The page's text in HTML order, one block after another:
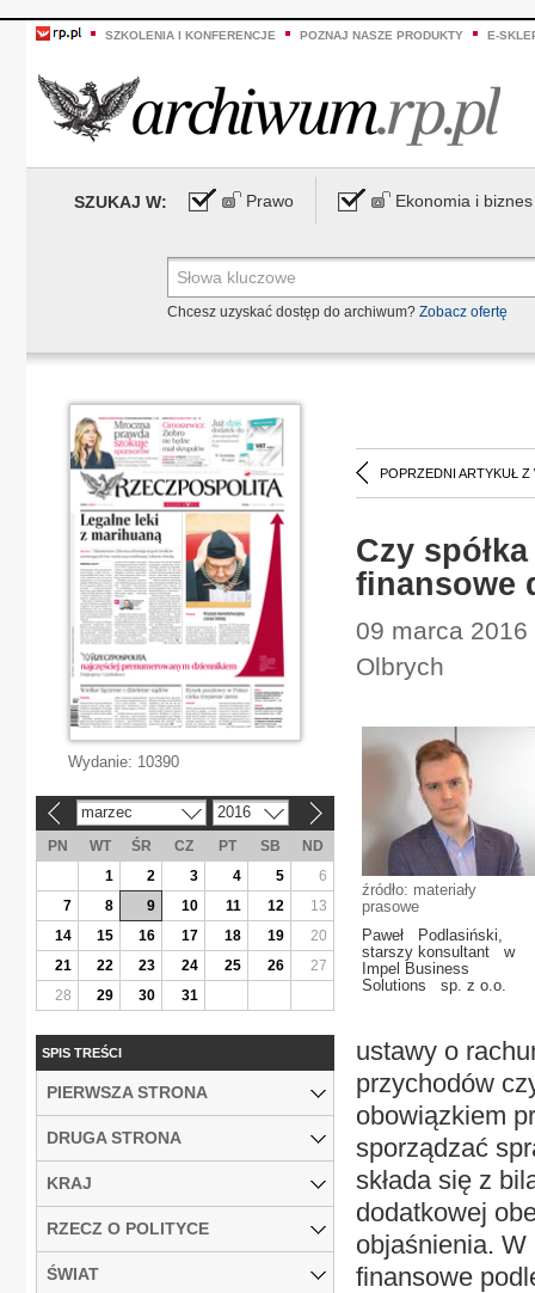
SZKOLENIA I KONFERENCJE POZNAJ NASZE PRODUKTY E-
SZUKAJ W: Prawo Ekonomia i biznes
Chcesz uzyskać dostęp do archiwum? Zobacz ofertę
POPRZEDNI ARTYKUŁ Z
Czy
finansowe
09 marca 2016
Olbrych
źródło: materiały
prasowe
Paweł Podlasiński,
starszy konsultant w
Impel Business
Solutions sp. z o.o.
ustawy o
przychodów
obowiązkiem
sporządzać
składa się z
dodatkowej
objaśnienia.
finansowe
Wydanie: 10390
marzec 2016
PN WT ŚR CZ PT SB
ND
1
2 3 4 5
6
7
8 9 10 11 12
13
14
15 16 17 18 19
20
21
22 23 24 25 26
27
28
29 30 31
SPIS TREŚCI
PIERWSZA STRONA
DRUGA STRONA
KRAJ
RZECZ O POLITYCE
ŚWIAT